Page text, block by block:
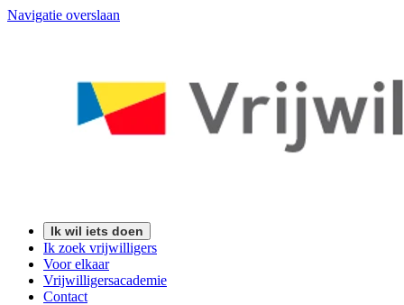
Navigatie overslaan
Ik wil iets doen
Ik zoek vrijwilligers
Voor elkaar
Vrijwilligersacademie
Contact